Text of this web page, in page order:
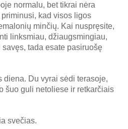
normalu, bet tikrai nėra
kad visos ligos
minčių. Kai nuspręsite,
linksmiau, džiaugsmingiau,
tada esate pasiruošę
diena. Du vyrai sėdi terasoje,
šuo guli netoliese ir retkarčiais
svečias.